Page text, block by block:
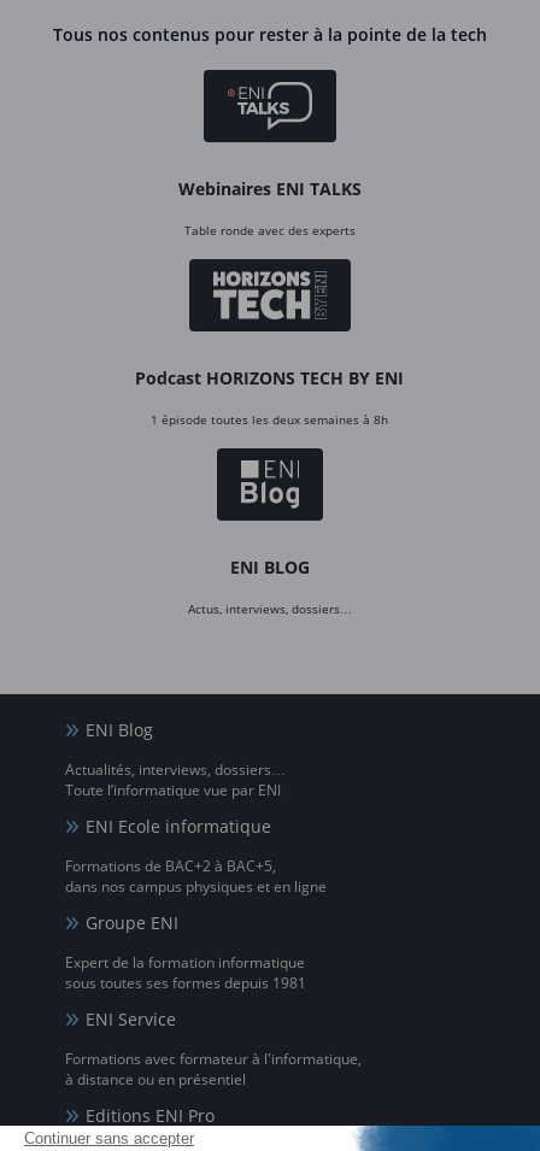
Tous nos contenus pour rester à la pointe de la tech
Webinaires ENI TALKS
Table ronde avec des experts
Podcast HORIZONS TECH BY ENI
1 épisode toutes les deux semaines à 8h
ENI BLOG
Actus, interviews, dossiers…
ENI Blog
Actualités, interviews, dossiers…
Toute l’informatique vue par ENI
ENI Ecole informatique
Formations de BAC+2 à BAC+5,
dans nos campus physiques et en ligne
Groupe ENI
Expert de la formation informatique
sous toutes ses formes depuis 1981
ENI Service
Formations avec formateur à l'informatique,
à distance ou en présentiel
Editions ENI Pro